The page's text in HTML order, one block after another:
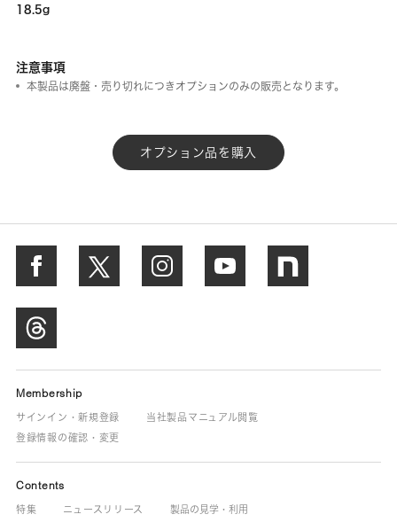
18.5g
注意事項
本製品は廃盤・売り切れにつきオプションのみの販売となります。
オプション品を購入
Membership
サインイン・新規登録
当社製品マニュアル閲覧
登録情報の確認・変更
Contents
特集 ニュースリリース 製品の見学・利用